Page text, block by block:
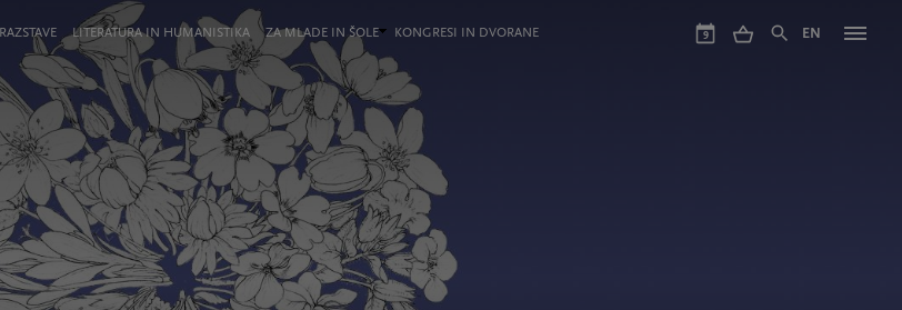
RAZSTAVE LITERATURA IN HUMANISTIKA ZA MLADE IN ŠOLE KONGRESI IN DVORANE 9 EN